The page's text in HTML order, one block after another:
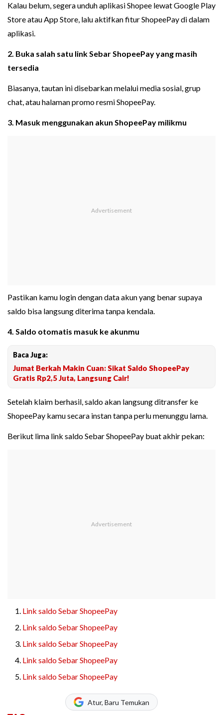
Kalau belum, segera unduh aplikasi Shopee lewat Google Play
Store atau App Store, lalu aktifkan fitur ShopeePay di dalam
aplikasi.
2. Buka salah satu link Sebar ShopeePay yang masih
tersedia
Biasanya, tautan ini disebarkan melalui media sosial, grup
chat, atau halaman promo resmi ShopeePay.
3. Masuk menggunakan akun ShopeePay milikmu
Pastikan kamu login dengan data akun yang benar supaya
saldo bisa langsung diterima tanpa kendala.
4. Saldo otomatis masuk ke akunmu
Baca Juga:
Jumat Berkah Makin Cuan: Sikat Saldo ShopeePay
Gratis Rp2,5 Juta, Langsung Cair!
Setelah klaim berhasil, saldo akan langsung ditransfer ke
ShopeePay kamu secara instan tanpa perlu menunggu lama.
Berikut lima link saldo Sebar ShopeePay buat akhir pekan:
Link saldo Sebar ShopeePay
Link saldo Sebar ShopeePay
Link saldo Sebar ShopeePay
Link saldo Sebar ShopeePay
Link saldo Sebar ShopeePay
Atur, Baru Temukan